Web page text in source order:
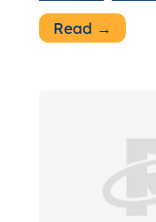
Read →